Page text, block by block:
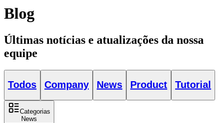
Blog
Últimas notícias e atualizações da nossa
equipe
Todos Company News Product Tutorial
Categorias
News